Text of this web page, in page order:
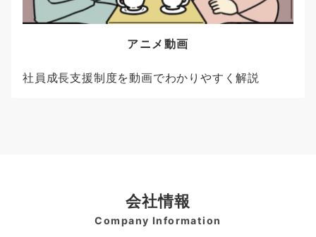
アニメ動画
社員成長支援制度を動画でわかりやすく解説
会社情報
Company Information